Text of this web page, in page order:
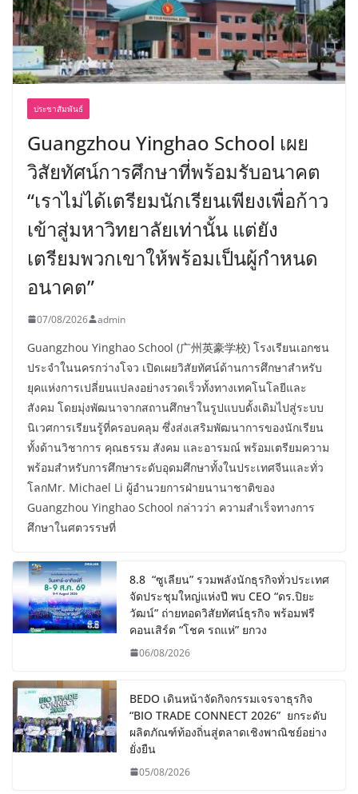
ประชาสัมพันธ์
Guangzhou Yinghao School เผย
วิสัยทัศน์การศึกษาที่พร้อมรับอนาคต
“เราไม่ได้เตรียมนักเรียนเพียงเพื่อก้าว
เข้าสู่มหาวิทยาลัยเท่านั้น แต่ยัง
เตรียมพวกเขาให้พร้อมเป็นผู้กำหนด
อนาคต”
07/08/2026 admin
Guangzhou Yinghao School (广州英豪学校) โรงเรียนเอกชน
ประจำในนครกว่างโจว เปิดเผยวิสัยทัศน์ด้านการศึกษาสำหรับ
ยุคแห่งการเปลี่ยนแปลงอย่างรวดเร็วทั้งทางเทคโนโลยีและ
สังคม โดยมุ่งพัฒนาจากสถานศึกษาในรูปแบบดั้งเดิมไปสู่ระบบ
นิเวศการเรียนรู้ที่ครอบคลุม ซึ่งส่งเสริมพัฒนาการของนักเรียน
ทั้งด้านวิชาการ คุณธรรม สังคม และอารมณ์ พร้อมเตรียมความ
พร้อมสำหรับการศึกษาระดับอุดมศึกษาทั้งในประเทศจีนและทั่ว
โลกMr. Michael Li ผู้อำนวยการฝ่ายนานาชาติของ
Guangzhou Yinghao School กล่าวว่า ความสำเร็จทางการ
ศึกษาในศตวรรษที่
8.8 “ซูเลียน” รวมพลังนักธุรกิจทั่วประเทศ
จัดประชุมใหญ่แห่งปี พบ CEO “ดร.ปิยะ
วัฒน์” ถ่ายทอดวิสัยทัศน์ธุรกิจ พร้อมฟรี
คอนเสิร์ต “โชค รถแห่” ยกวง
06/08/2026
BEDO เดินหน้าจัดกิจกรรมเจรจาธุรกิจ
“BIO TRADE CONNECT 2026” ยกระดับ
ผลิตภัณฑ์ท้องถิ่นสู่ตลาดเชิงพาณิชย์อย่าง
ยั่งยืน
05/08/2026